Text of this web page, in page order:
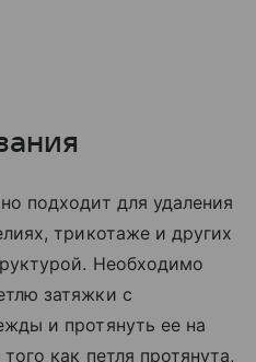
подходит для удаления
трикотаже и других
Необходимо
затяжки с
и протянуть ее на
как петля протянута,